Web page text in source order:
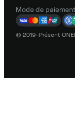
Mode de paiement
© 2019–Présent